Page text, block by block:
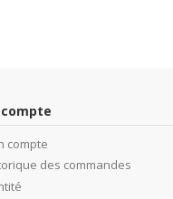
compte
des commandes